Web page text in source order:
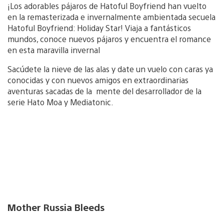
¡Los adorables pájaros de Hatoful Boyfriend han vuelto
en la remasterizada e invernalmente ambientada secuela
Hatoful Boyfriend: Holiday Star! Viaja a fantásticos
mundos, conoce nuevos pájaros y encuentra el romance
en esta maravilla invernal
Sacúdete la nieve de las alas y date un vuelo con caras ya
conocidas y con nuevos amigos en extraordinarias
aventuras sacadas de la mente del desarrollador de la
serie Hato Moa y Mediatonic.
Mother Russia Bleeds